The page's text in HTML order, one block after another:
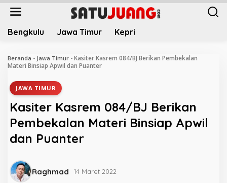
L
Bengkulu Jawa Timur Kepri
Beranda - Jawa Timur - Kasiter Kasrem 084/BJ Berikan Pembekalan
Materi Binsiap Apwil dan Puanter
JAWA TIMUR
Kasiter Kasrem 084/BJ Berikan
Pembekalan Materi Binsiap Apwil
dan Puanter
Raghmad 14 Maret 2022